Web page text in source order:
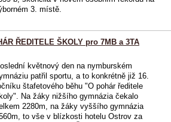
3. místě.
ŘEDITELE ŠKOLY pro 7MB a 3TA
květnový den na nymburském
patřil sportu, a to konkrétně již 16.
štafetového běhu "O pohár ředitele
Na žáky nižšího gymnázia čekalo
2280m, na žáky vyššího gymnázia
to vše v blízkosti hotelu Ostrov za